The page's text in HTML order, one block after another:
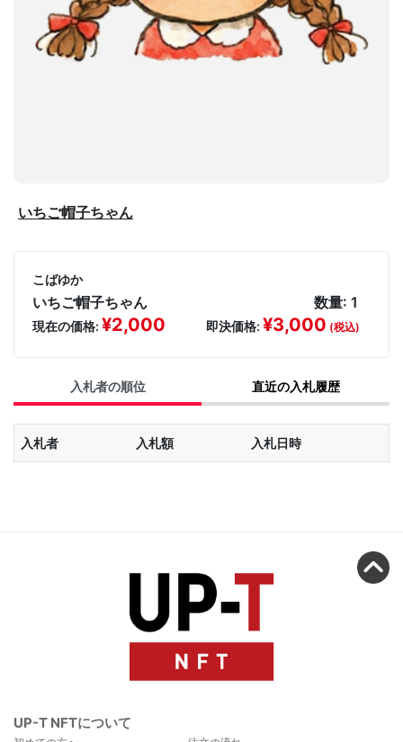
いちご帽子ちゃん
こばゆか
いちご帽子ちゃん 数量: 1
現在の価格: ¥2,000 即決価格: ¥3,000 (税込)
入札者の順位 直近の入札履歴
入札者 入札額 入札日時
UP-T NFTについて